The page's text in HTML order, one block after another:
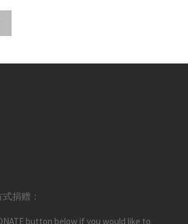
捐赠：
button below if you would like to